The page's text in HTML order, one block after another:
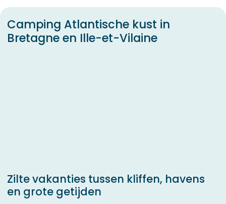
Camping Atlantische kust in
Bretagne en Ille-et-Vilaine
Zilte vakanties tussen kliffen, havens
en grote getijden